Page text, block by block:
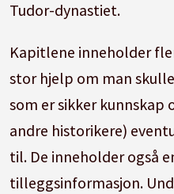
Tudor-dynastiet.
Kapitlene inneholder
stor hjelp om man
som er sikker
andre historikere)
til. De inneholder også
tilleggsinformasjon.